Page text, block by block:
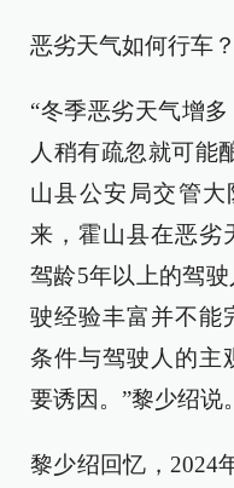
恶劣天气如何行车？
“冬季恶劣天气增
人稍有疏忽就可能
山县公安局交管
来，霍山县在恶劣
驾龄5年以上的驾
驶经验丰富并不能
条件与驾驶人的主
要诱因。”黎少绍说。
黎少绍回忆，2024